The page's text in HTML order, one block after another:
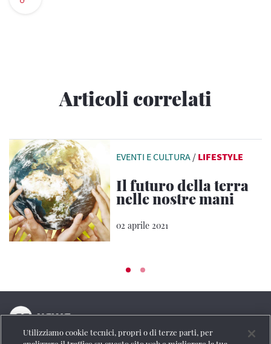
Articoli correlati
EVENTI E CULTURA / LIFESTYLE
Il futuro della terra
nelle nostre mani
02 aprile 2021
La testata online del Gruppo FS Italiane
Utilizziamo cookie tecnici, propri o di terze parti, per